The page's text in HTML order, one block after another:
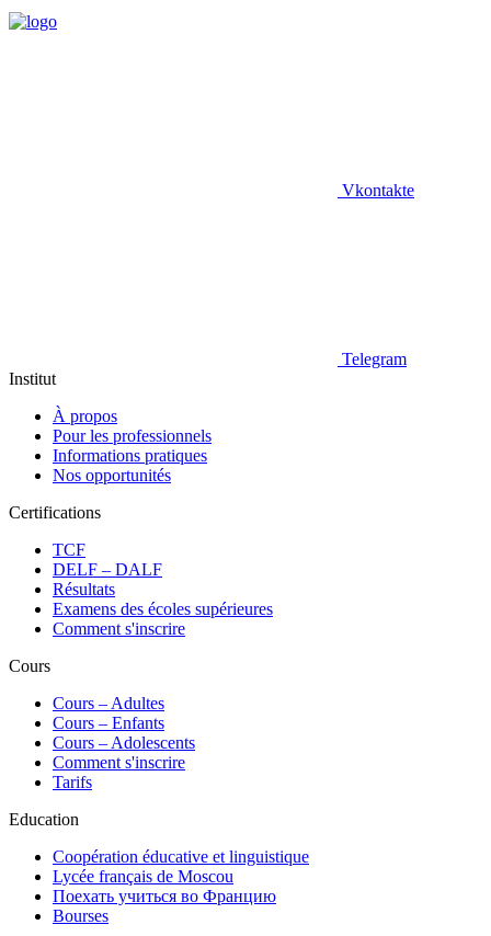
Vkontakte
Telegram
Institut
À propos
Pour les professionnels
Informations pratiques
Nos opportunités
Certifications
TCF
DELF – DALF
Résultats
Examens des écoles supérieures
Comment s'inscrire
Cours
Сours – Adultes
Cours – Enfants
Cours – Adolescents
Comment s'inscrire
Tarifs
Education
Coopération éducative et linguistique
Lycée français de Moscou
Поехать учиться во Францию
Bourses